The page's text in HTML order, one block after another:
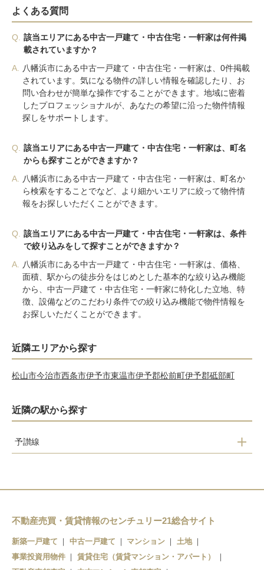
よくある質問
Q.
該当エリアにある中古一戸建て・中古住宅・一軒家は何件掲
載されていますか？
A.
八幡浜市にある中古一戸建て・中古住宅・一軒家は、0件掲載
されています。気になる物件の詳しい情報を確認したり、お
問い合わせが簡単な操作ですることができます。地域に密着
したプロフェッショナルが、あなたの希望に沿った物件情報
探しをサポートします。
Q.
該当エリアにある中古一戸建て・中古住宅・一軒家は、町名
からも探すことができますか？
A.
八幡浜市にある中古一戸建て・中古住宅・一軒家は、町名か
ら検索をすることでなど、より細かいエリアに絞って物件情
報をお探しいただくことができます。
Q.
該当エリアにある中古一戸建て・中古住宅・一軒家は、条件
で絞り込みをして探すことができますか？
A.
八幡浜市にある中古一戸建て・中古住宅・一軒家は、価格、
面積、駅からの徒歩分をはじめとした基本的な絞り込み機能
から、中古一戸建て・中古住宅・一軒家に特化した立地、特
徴、設備などのこだわり条件での絞り込み機能で物件情報を
お探しいただくことができます。
近隣エリアから探す
松山市今治市西条市伊予市東温市伊予郡松前町伊予郡砥部町
近隣の駅から探す
予讃線
八幡浜駅
双岩駅
不動産売買・賃貸情報のセンチュリー21総合サイト
新築一戸建て 中古一戸建て マンション
土地
事業投資用物件
賃貸住宅（賃貸マンション・アパート）